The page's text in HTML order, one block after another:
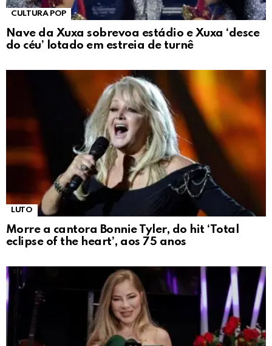
CULTURA POP
Nave da Xuxa sobrevoa estádio e Xuxa ‘desce
do céu’ lotado em estreia de turnê
LUTO
Morre a cantora Bonnie Tyler, do hit ‘Total
eclipse of the heart’, aos 75 anos